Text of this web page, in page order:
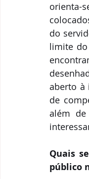
orienta-
do
limite
aberto à
de
além
Quais
público